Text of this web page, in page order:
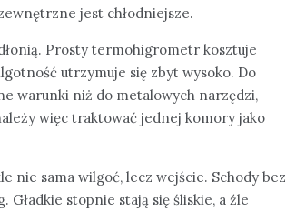
jest chłodniejsze.
Prosty termohigrometr kosztuje
utrzymuje się zbyt wysoko. Do
warunki niż do metalowych narzędzi,
więc traktować jednej komory jako
nie sama wilgoć, lecz wejście. Schody bez
Gładkie stopnie stają się śliskie, a źle